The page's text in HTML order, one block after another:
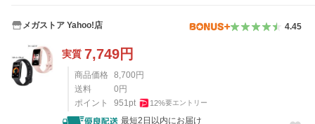
メガストア Yahoo!店 4.45
実質 7,749円
商品価格 8,700 円
送料
0 円
ポイント
951pt 12%要エントリー
最短2日以内にお届け